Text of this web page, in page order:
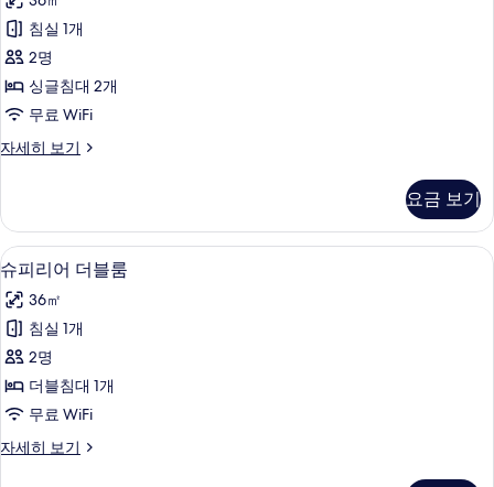
능
한
터
리
어
트
윈
사
모
두
보
기
침실 1개
2명
싱글침대 2개
무료 WiFi
자세히 보기
슈
트
윈
룸
자
세
히
보
기
요금 보기
슈
피
리
어
더
블
사
고급 침구, 객실 내 금고, 책상, 암막 커튼
4
슈피리어 더블룸
36㎡
침실 1개
2명
더블침대 1개
무료 WiFi
자세히 보기
슈